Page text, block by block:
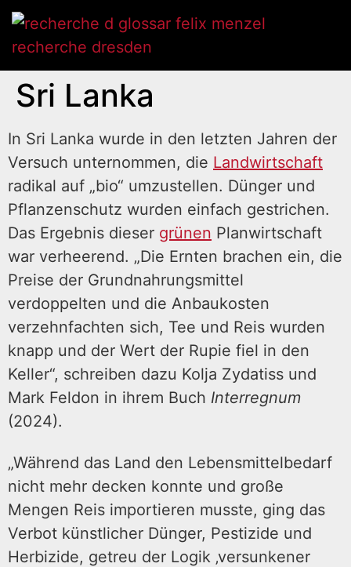
Sri Lanka
In Sri Lanka wurde in den letzten Jahren der
Versuch unternommen, die Landwirtschaft
radikal auf „bio“ umzustellen. Dünger und
Pflanzenschutz wurden einfach gestrichen.
Das Ergebnis dieser grünen Planwirtschaft
war verheerend. „Die Ernten brachen ein, die
Preise der Grundnahrungsmittel
verdoppelten und die Anbaukosten
verzehnfachten sich, Tee und Reis wurden
knapp und der Wert der Rupie fiel in den
Keller“, schreiben dazu Kolja Zydatiss und
Mark Feldon in ihrem Buch Interregnum
(2024).
„Während das Land den Lebensmittelbedarf
nicht mehr decken konnte und große
Mengen Reis importieren musste, ging das
Verbot künstlicher Dünger, Pestizide und
Herbizide, getreu der Logik ‚versunkener